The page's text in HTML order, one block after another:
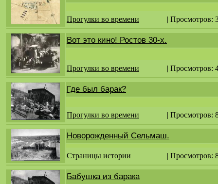
Прогулки во времени | Просмотров:
Вот это кино! Ростов 30-х.
Прогулки во времени | Просмотров:
Где был барак?
Прогулки во времени | Просмотров:
Новорожденный Сельмаш.
Страницы истории | Просмотров:
Бабушка из барака